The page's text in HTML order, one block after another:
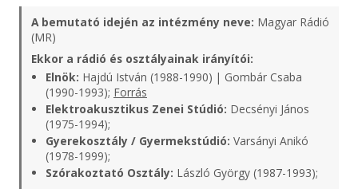
A bemutató idején az intézmény neve: Magyar Rádió
(MR)
Ekkor a rádió és osztályainak irányítói:
Elnök: Hajdú István (1988-1990) | Gombár Csaba
(1990-1993); Forrás
Elektroakusztikus Zenei Stúdió: Decsényi János
(1975-1994);
Gyerekosztály / Gyermekstúdió: Varsányi Anikó
(1978-1999);
Szórakoztató Osztály: László György (1987-1993);